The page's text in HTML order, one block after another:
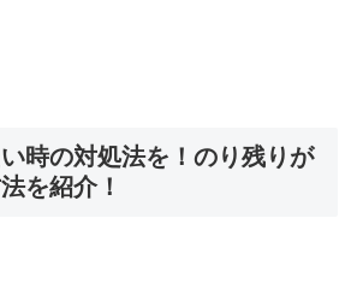
時の対処法を！のり残りが
を紹介！